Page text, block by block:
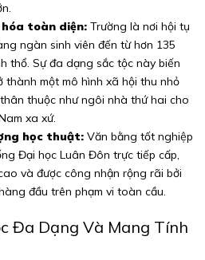
toàn diện: Trường là nơi hội tụ
ngàn sinh viên đến từ hơn 135
thổ. Sự đa dạng sắc tộc này biến
thành một mô hình xã hội thu nhỏ
thuộc như ngôi nhà thứ hai cho
xa xứ.
học thuật: Văn bằng tốt nghiệp
Đại học Luân Đôn trực tiếp cấp,
và được công nhận rộng rãi bởi
đầu trên phạm vi toàn cầu.
Đa Dạng Và Mang Tính